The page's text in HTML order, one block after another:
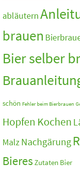
abläutern
brauen
Bier selber
schön Fehler beim Bierbrauen
Hopfen Kochen
MalzNachgärung
Bieres Zutaten Bier